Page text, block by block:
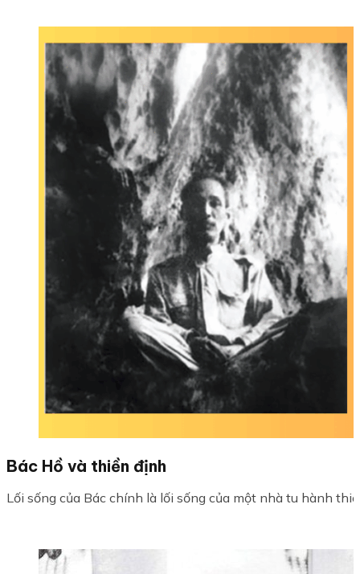
Bác Hồ và thiền định
Lối sống của Bác chính là lối sống của một nhà tu hành